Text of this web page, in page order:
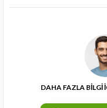
DAHA FAZLA BİLGİ